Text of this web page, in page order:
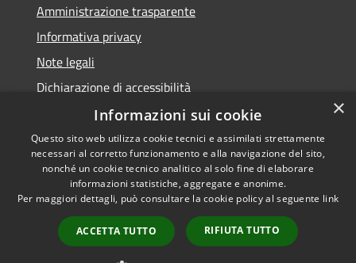
Amministrazione trasparente
Informativa privacy
Note legali
Dichiarazione di accessibilità
Accessibilità
Privacy
Mappa del sito
Copyright © 2026 • Comune di
Cortemaggiore • Powered by
Municipium•Accesso
redazione
×
Informazioni sui cookie
Questo sito web utilizza cookie tecnici e assimilati strettamente
necessari al corretto funzionamento e alla navigazione del sito,
nonché un cookie tecnico analitico al solo fine di elaborare
informazioni statistiche, aggregate e anonime.
Per maggiori dettagli, può consultare la cookie policy al seguente link
ACCETTA TUTTO RIFIUTA TUTTO